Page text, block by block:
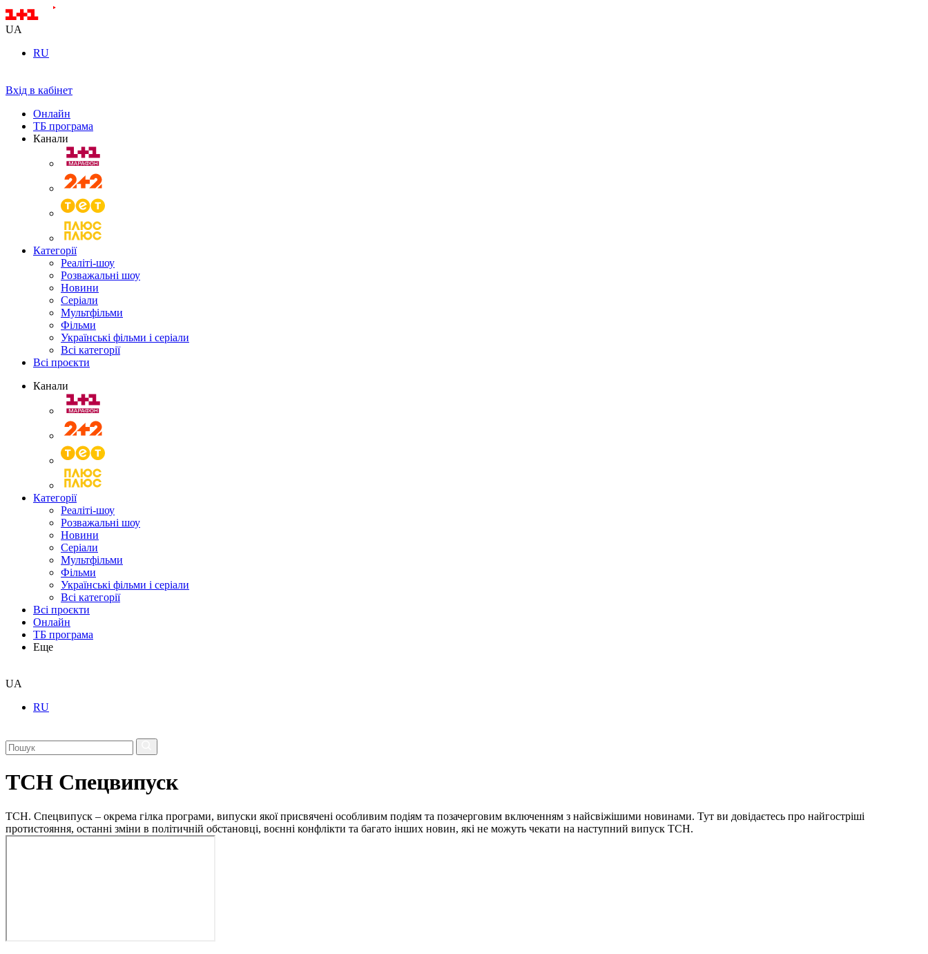
UA
RU
Вхід в кабінет
Онлайн
ТБ програма
Канали
Категорії
Реаліті-шоу
Розважальні шоу
Новини
Серіали
Мультфільми
Фільми
Українські фільми і серіали
Всі категорії
Всі проєкти
Канали
Категорії
Реаліті-шоу
Розважальні шоу
Новини
Серіали
Мультфільми
Фільми
Українські фільми і серіали
Всі категорії
Всі проєкти
Онлайн
ТБ програма
Еще
UA
RU
ТСН Спецвипуск
ТСН. Спецвипуск – окрема гілка програми, випуски якої присвячені особливим подіям та позачерговим включенням з найсвіжішими новинами. Тут ви довідаєтесь про найгостріші
протистояння, останні зміни в політичній обстановці, воєнні конфлікти та багато інших новин, які не можуть чекати на наступний випуск ТСН.